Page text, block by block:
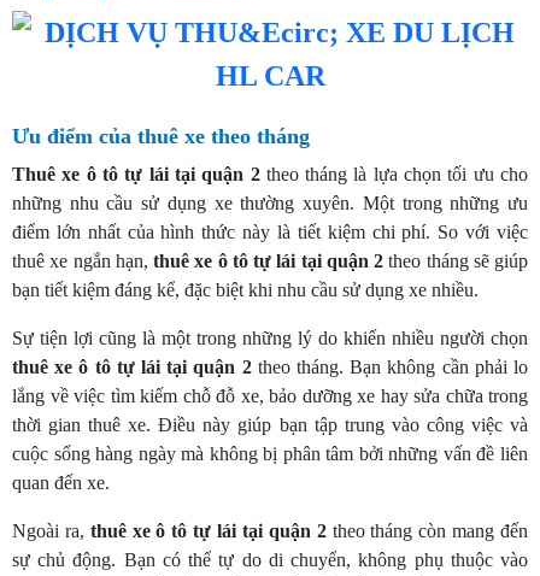
Ưu điểm của thuê xe theo tháng
Thuê xe ô tô tự lái tại quận 2theo tháng là lựa chọn tối ưu cho
những nhu cầu sử dụng xe thường xuyên. Một trong những ưu
điểm lớn nhất của hình thức này là tiết kiệm chi phí. So với việc
thuê xe ngắn hạn, thuê xe ô tô tự lái tại quận 2 theo tháng sẽ giúp
bạn tiết kiệm đáng kể, đặc biệt khi nhu cầu sử dụng xe nhiều.
Sự tiện lợi cũng là một trong những lý do khiến nhiều người chọn
thuê xe ô tô tự lái tại quận 2theo tháng. Bạn không cần phải lo
lắng về việc tìm kiếm chỗ đỗ xe, bảo dưỡng xe hay sửa chữa trong
thời gian thuê xe. Điều này giúp bạn tập trung vào công việc và
cuộc sống hàng ngày mà không bị phân tâm bởi những vấn đề liên
quan đến xe.
Ngoài ra, thuê xe ô tô tự lái tại quận 2theo tháng còn mang đến
sự chủ động. Bạn có thể tự do di chuyển, không phụ thuộc vào